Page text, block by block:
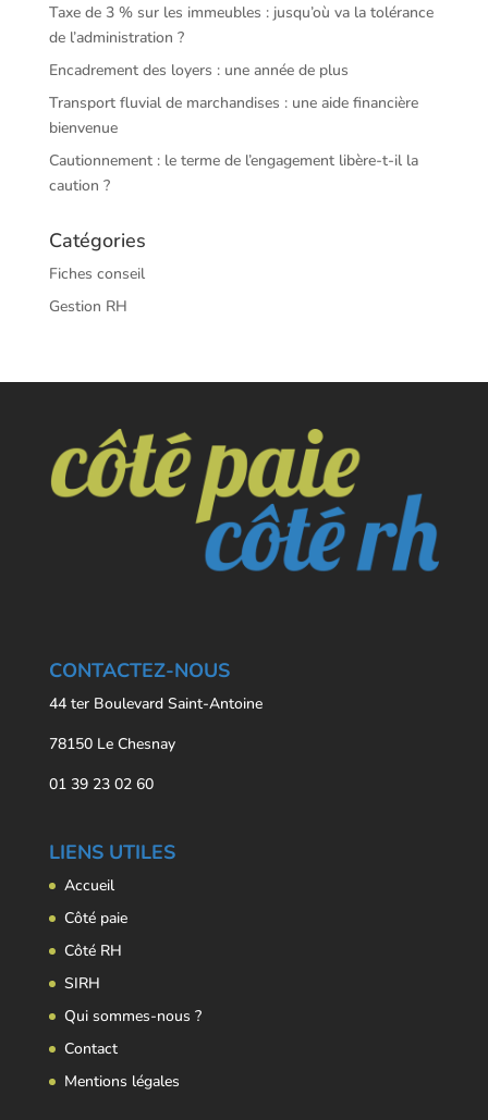
Taxe de 3 % sur les immeubles : jusqu’où va la tolérance
de l’administration ?
Encadrement des loyers : une année de plus
Transport fluvial de marchandises : une aide financière
bienvenue
Cautionnement : le terme de l’engagement libère-t-il la
caution ?
Catégories
Fiches conseil
Gestion RH
CONTACTEZ-NOUS
44 ter Boulevard Saint-Antoine
78150 Le Chesnay
01 39 23 02 60
LIENS UTILES
Accueil
Côté paie
Côté RH
SIRH
Qui sommes-nous ?
Contact
Mentions légales